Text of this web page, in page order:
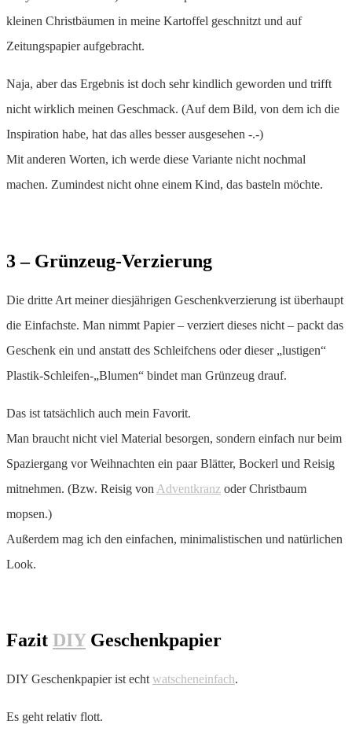
kleinen Christbäumen in meine Kartoffel geschnitzt und auf
Zeitungspapier aufgebracht.
Naja, aber das Ergebnis ist doch sehr kindlich geworden und trifft
nicht wirklich meinen Geschmack. (Auf dem Bild, von dem ich die
Inspiration habe, hat das alles besser ausgesehen -.-)
Mit anderen Worten, ich werde diese Variante nicht nochmal
machen. Zumindest nicht ohne einem Kind, das basteln möchte.
3 – Grünzeug-Verzierung
Die dritte Art meiner diesjährigen Geschenkverzierung ist überhaupt
die Einfachste. Man nimmt Papier – verziert dieses nicht – packt das
Geschenk ein und anstatt des Schleifchens oder dieser „lustigen“
Plastik-Schleifen-„Blumen“ bindet man Grünzeug drauf.
Das ist tatsächlich auch mein Favorit.
Man braucht nicht viel Material besorgen, sondern einfach nur beim
Spaziergang vor Weihnachten ein paar Blätter, Bockerl und Reisig
mitnehmen. (Bzw. Reisig von Adventkranz oder Christbaum
mopsen.)
Außerdem mag ich den einfachen, minimalistischen und natürlichen
Look.
Fazit DIYGeschenkpapier
DIY Geschenkpapier ist echt watscheneinfach.
Es geht relativ flott.